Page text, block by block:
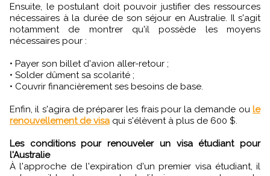
Ensuite, le postulant doit pouvoir justifier des ressources
nécessaires à la durée de son séjour en Australie. Il s'agit
notamment de montrer qu'il possède les moyens
nécessaires pour :
• Payer son billet d'avion aller-retour ;
• Solder dûment sa scolarité ;
• Couvrir financièrement ses besoins de base.
Enfin, il s'agira de préparer les frais pour la demande ou le
renouvellement de visa qui s'élèvent à plus de 600 $.
Les conditions pour renouveler un visa étudiant pour
l'Australie
À l'approche de l'expiration d'un premier visa étudiant, il